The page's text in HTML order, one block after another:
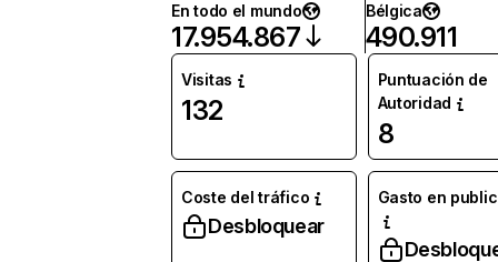
En todo el mundo
17.954.867
Bélgica
490.911
Visitas
132
Puntuación de
Autoridad
8
Coste del tráfico
Desbloquear
Gasto en